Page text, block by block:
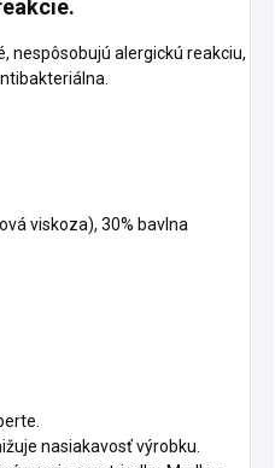
nespôsobujú alergickú reakciu,
viskoza), 30% bavlna
nasiakavosť výrobku.